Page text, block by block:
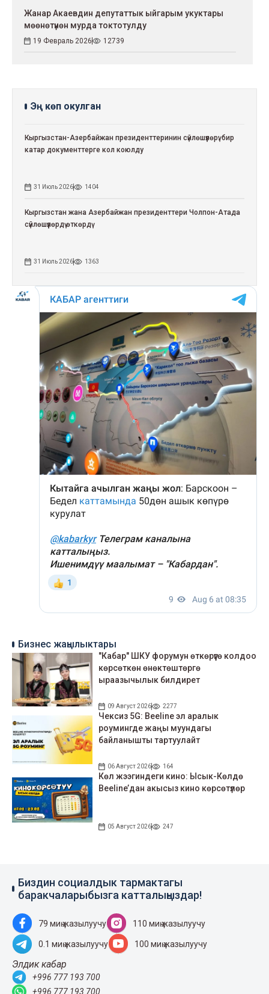
Жанар Акаевдин депутаттык ыйгарым укуктары
мөөнөтүнөн мурда токтотулду
19 Февраль 2026 12739
Эң көп окулган
Кыргызстан-Азербайжан президенттеринин сүйлөшүүлөрү: бир
катар документтерге кол коюлду
31 Июль 2026 1404
Кыргызстан жана Азербайжан президенттери Чолпон-Атада
сүйлөшүүлөрдү өткөрдү
31 Июль 2026 1363
Бизнес жаңылыктары
"Кабар" ШКУ форумун өткөрүүгө колдоо
көрсөткөн өнөктөштөргө
ыраазычылык билдирет
09 Август 2026 2277
Чексиз 5G: Beeline эл аралык
роумингде жаңы муундагы
байланышты тартуулайт
06 Август 2026 164
Көл жээгиндеги кино: Ысык-Көлдө
Beeline’дан акысыз кино көрсөтүлөр
05 Август 2026 247
Биздин социалдык тармактагы
баракчаларыбызга катталыңыздар!
79 миң жазылуучу 110 миң жазылуучу
0.1 миң жазылуучу 100 миң жазылуучу
Элдик кабар
+996 777 193 700
+996 777 193 700